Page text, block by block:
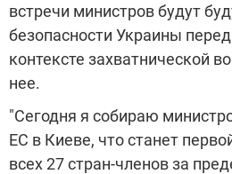
встречи министров будут
безопасности Украины
контексте захватнической
нее.
"Сегодня я собираю
ЕС в Киеве, что станет
всех 27 стран-членов за